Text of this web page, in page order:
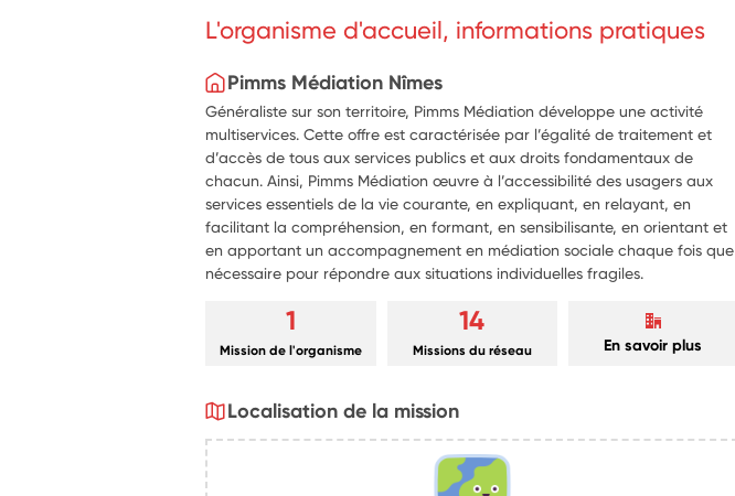
L'organisme d'accueil, informations pratiques
Pimms Médiation Nîmes
Généraliste sur son territoire, Pimms Médiation développe une activité
multiservices. Cette offre est caractérisée par l’égalité de traitement et
d’accès de tous aux services publics et aux droits fondamentaux de
chacun. Ainsi, Pimms Médiation œuvre à l’accessibilité des usagers aux
services essentiels de la vie courante, en expliquant, en relayant, en
facilitant la compréhension, en formant, en sensibilisante, en orientant et
en apportant un accompagnement en médiation sociale chaque fois que
nécessaire pour répondre aux situations individuelles fragiles.
1
Mission de l'organisme
14
Missions du réseau En savoir plus
Localisation de la mission